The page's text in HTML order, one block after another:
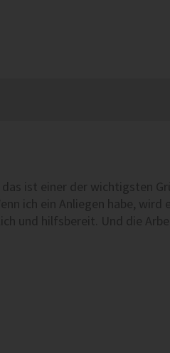
ist einer der wichtigsten
ich ein Anliegen habe,
und hilfsbereit. Und die